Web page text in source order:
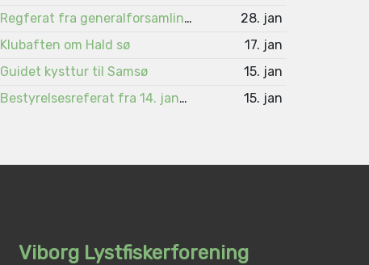
Regferat fra generalforsamlingen 2026
28. jan
Klubaften om Hald sø
17. jan
Guidet kysttur til Samsø
15. jan
Bestyrelsesreferat fra 14. januar 2026
15. jan
Viborg Lystfiskerforening